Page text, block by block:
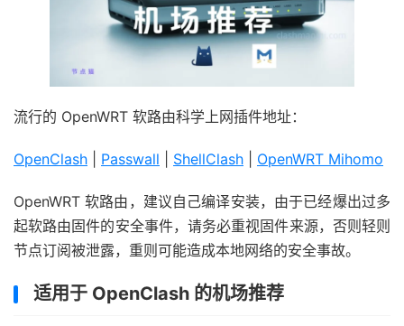
流行的 OpenWRT 软路由科学上网插件地址：
OpenClash Passwall ShellClash OpenWRT Mihomo
OpenWRT 软路由，建议自己编译安装，由于已经爆出过多
起软路由固件的安全事件，请务必重视固件来源，否则轻则
节点订阅被泄露，重则可能造成本地网络的安全事故。
适用于 OpenClash 的机场推荐